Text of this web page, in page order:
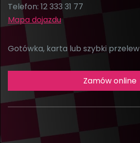
Telefon: 12 333 31 77
Mapa dojazdu
Gotówka, karta lub szybki przelew
Zamów online